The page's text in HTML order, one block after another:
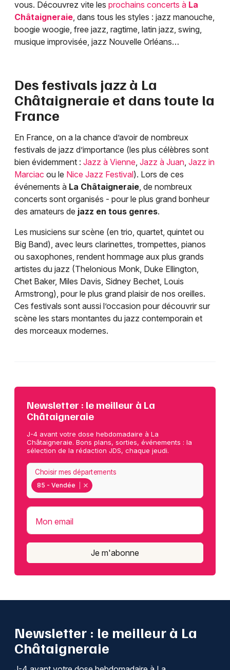
vous. Découvrez vite les prochains concerts à La
Châtaigneraie, dans tous les styles : jazz manouche,
boogie woogie, free jazz, ragtime, latin jazz, swing,
musique improvisée, jazz Nouvelle Orléans…
Des festivals jazz à La
Châtaigneraie et dans toute la
France
En France, on a la chance d’avoir de nombreux
festivals de jazz d’importance (les plus célèbres sont
bien évidemment : Jazz à Vienne, Jazz à Juan, Jazz in
Marciac ou le Nice Jazz Festival). Lors de ces
événements à La Châtaigneraie, de nombreux
concerts sont organisés - pour le plus grand bonheur
des amateurs de jazz en tous genres.
Les musiciens sur scène (en trio, quartet, quintet ou
Big Band), avec leurs clarinettes, trompettes, pianos
ou saxophones, rendent hommage aux plus grands
artistes du jazz (Thelonious Monk, Duke Ellington,
Chet Baker, Miles Davis, Sidney Bechet, Louis
Armstrong), pour le plus grand plaisir de nos oreilles.
Ces festivals sont aussi l’occasion pour découvrir sur
scène les stars montantes du jazz contemporain et
des morceaux modernes.
Newsletter : le meilleur à La
Châtaigneraie
J-4 avant votre dose hebdomadaire à La
Châtaigneraie. Bons plans, sorties, événements : la
sélection de la rédaction JDS, chaque jeudi.
85 - Vendée
Choisir mes départements
Mon email
Je m'abonne
Newsletter : le meilleur à La
Châtaigneraie